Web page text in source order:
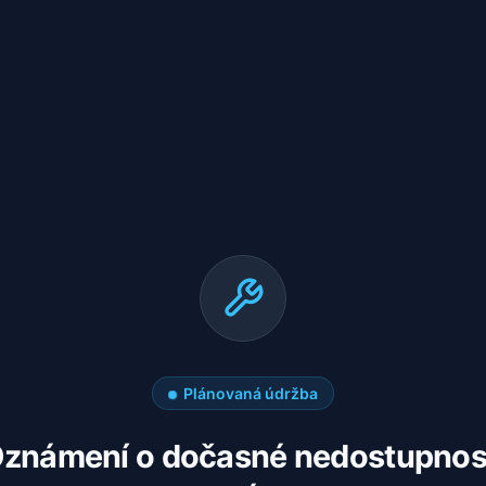
Plánovaná údržba
o dočasné